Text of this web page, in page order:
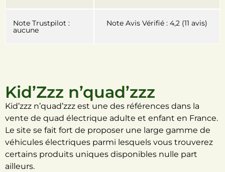
Note Trustpilot :
aucune
Note Avis Vérifié : 4,2 (11 avis)
Kid’Zzz n’quad’zzz
Kid’zzz n’quad’zzz est une des références dans la
vente de quad électrique adulte et enfant en France.
Le site se fait fort de proposer une large gamme de
véhicules électriques parmi lesquels vous trouverez
certains produits uniques disponibles nulle part
ailleurs.